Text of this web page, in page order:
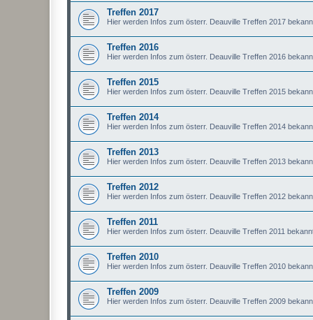
Treffen 2017
Hier werden Infos zum österr. Deauville Treffen 2017
Treffen 2016
Hier werden Infos zum österr. Deauville Treffen 2016
Treffen 2015
Hier werden Infos zum österr. Deauville Treffen 2015
Treffen 2014
Hier werden Infos zum österr. Deauville Treffen 2014
Treffen 2013
Hier werden Infos zum österr. Deauville Treffen 2013
Treffen 2012
Hier werden Infos zum österr. Deauville Treffen 2012
Treffen 2011
Hier werden Infos zum österr. Deauville Treffen 2011
Treffen 2010
Hier werden Infos zum österr. Deauville Treffen 2010
Treffen 2009
Hier werden Infos zum österr. Deauville Treffen 2009